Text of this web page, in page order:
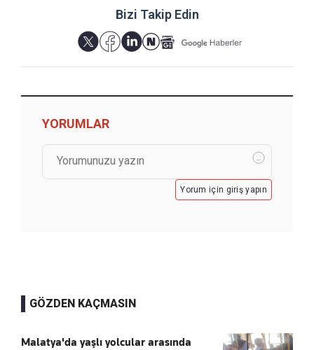
Bizi Takip Edin
YORUMLAR
Yorum için giriş yapın
GÖZDEN KAÇMASIN
Malatya'da yaşlı yolcular arasında